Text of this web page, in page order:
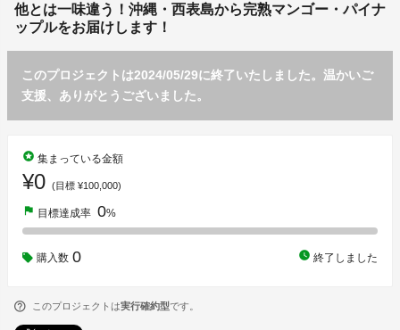
他とは一味違う！沖縄・西表島から完熟マンゴー・パイナ
ップルをお届けします！
このプロジェクトは2024/05/29に終了いたしました。温かいご
支援、ありがとうございました。
stars 集まっている金額
¥0 (目標 ¥100,000)
flag 目標達成率 0%
購入数 0 watch_later 終了しました
このプロジェクトは実行確約型です。